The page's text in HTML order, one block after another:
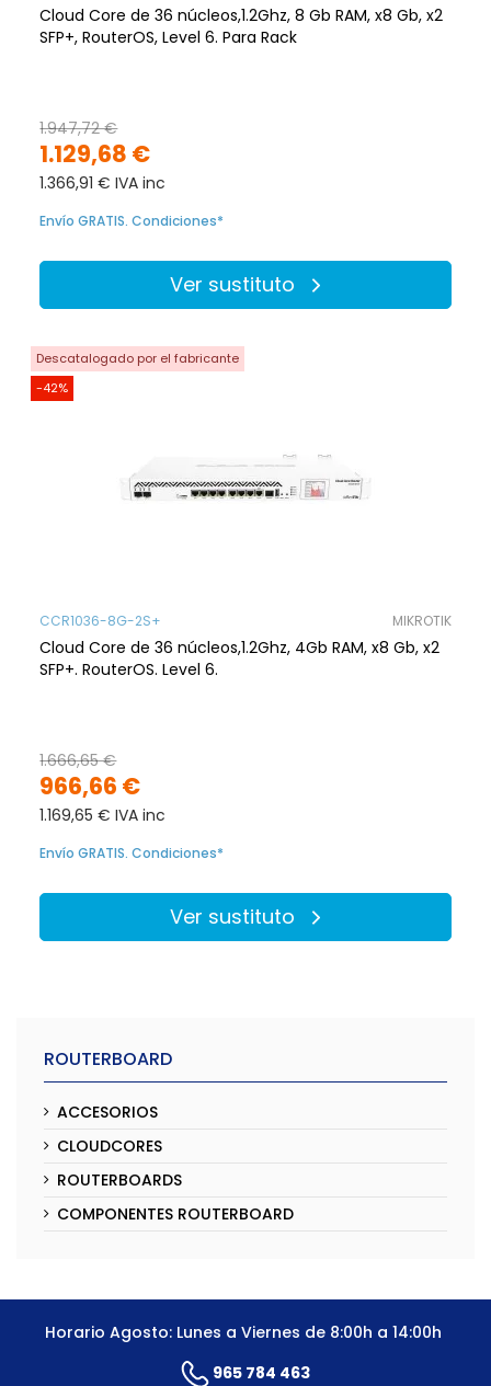
Cloud Core de 36 núcleos,1.2Ghz, 8 Gb RAM, x8 Gb, x2
SFP+, RouterOS, Level 6. Para Rack
1.129,68 €
1.947,72 €
1.366,91 € IVA inc
Envío GRATIS. Condiciones*
Ver sustituto
Descatalogado por el fabricante
-42%
CCR1036-8G-2S+ MIKROTIK
Cloud Core de 36 núcleos,1.2Ghz, 4Gb RAM, x8 Gb, x2
SFP+. RouterOS. Level 6.
966,66 €
1.666,65 €
1.169,65 € IVA inc
Envío GRATIS. Condiciones*
Ver sustituto
ROUTERBOARD
ACCESORIOS
CLOUDCORES
ROUTERBOARDS
COMPONENTES ROUTERBOARD
Horario Agosto: Lunes a Viernes de 8:00h a 14:00h
965 784 463